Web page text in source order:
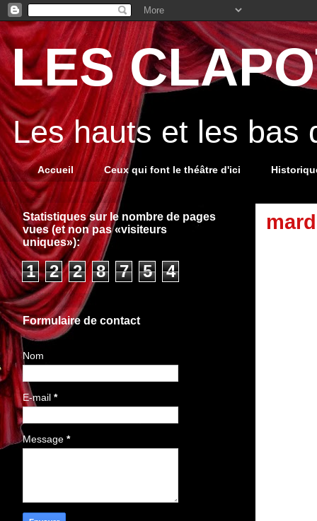
LES
Les hauts et les bas
Accueil Ceux qui font le théâtre d'ici
Statistiques sur le nombre de pages
vues (et non pas «visiteurs
uniques»):
1 2 2 8 7 5 4
Formulaire de contact
Nom
E-mail *
Message *